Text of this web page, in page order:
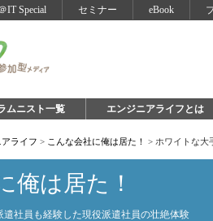
IT Special セミナー eBook
ムニスト一覧 エンジニアライフとは
ライフ > こんな会社に俺は居た！ > ホワイトな大
俺は居た！
社員も経験した現役派遣社員の壮絶体験